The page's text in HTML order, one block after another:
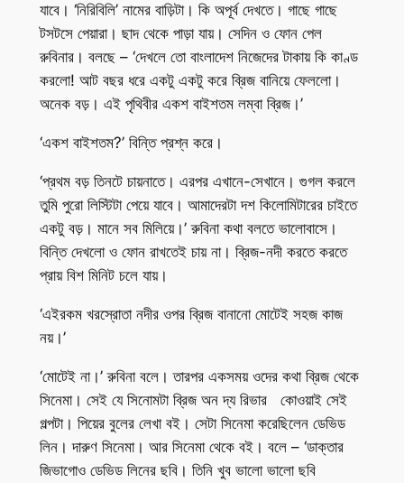
যাবে। ‘নিরিবিলি’ নামের বাড়িটা। কি অপূর্ব দেখতে। গাছে গাছে
টসটসে পেয়ারা। ছাদ থেকে পাড়া যায়। সেদিন ও ফোন পেল
রুবিনার। বলছে – ‘দেখলে তো বাংলাদেশ নিজেদের টাকায় কি কাণ্ড
করলো! আট বছর ধরে একটু একটু করে ব্রিজ বানিয়ে ফেললো।
অনেক বড়। এই পৃথিবীর একশ বাইশতম লম্বা ব্রিজ।’
‘একশ বাইশতম?’ বিন্তি প্রশ্ন করে।
‘প্রথম বড় তিনটে চায়নাতে। এরপর এখানে-সেখানে। গুগল করলে
তুমি পুরো লিস্টিটা পেয়ে যাবে। আমাদেরটা দশ কিলোমিটারের চাইতে
একটু বড়। মানে সব মিলিয়ে।’ রুবিনা কথা বলতে ভালোবাসে।
বিন্তি দেখলো ও ফোন রাখতেই চায় না। ব্রিজ-নদী করতে করতে
প্রায় বিশ মিনিট চলে যায়।
‘এইরকম খরস্রোতা নদীর ওপর ব্রিজ বানানো মোটেই সহজ কাজ
নয়।’
‘মোটেই না।’ রুবিনা বলে। তারপর একসময় ওদের কথা ব্রিজ থেকে
সিনেমা। সেই যে সিনোমটা ব্রিজ অন দ্য রিভার কোওয়াই সেই
গল্পটা। পিয়ের বুলের লেখা বই। সেটা সিনেমা করেছিলেন ডেভিড
লিন। দারুণ সিনেমা। আর সিনেমা থেকে বই। বলে – ‘ডাক্তার
জিভাগোও ডেভিড লিনের ছবি। তিনি খুব ভালো ভালো ছবি